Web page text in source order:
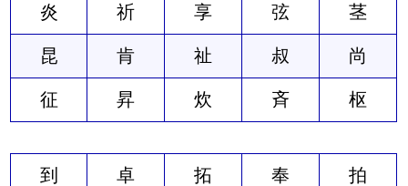
炎 祈 享 弦 茎
昆 肯 祉 叔 尚
征 昇 炊 斉 枢
到 卓 拓 奉 拍